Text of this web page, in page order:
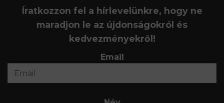
Íratkozzon fel a hírlevelünkre, hogy ne
maradjon le az újdonságokról és
kedvezményekről!
Email